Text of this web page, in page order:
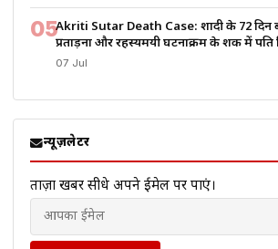
05Akriti Sutar Death Case: शादी के 72 दिन
प्रताड़ना और रहस्यमयी घटनाक्रम के शक में पति
07 Jul
न्यूज़लेटर
ताज़ा खबरें सीधे अपने ईमेल पर पाएं।